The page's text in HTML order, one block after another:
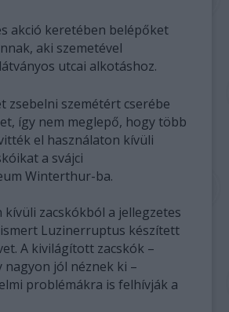
akció keretében belépőket
aki szemetével
utcai alkotáshoz.
zsebelni szemétért cserébe
így nem meglepő, hogy több
el használaton kívüli
a svájci
Winterthur-ba.
kívüli zacskókból a jellegzetes
Luzinerruptus készített
A kivilágított zacskók –
nagyon jól néznek ki –
problémákra is felhívják a